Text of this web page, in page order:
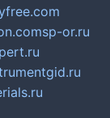
sp-or.ru